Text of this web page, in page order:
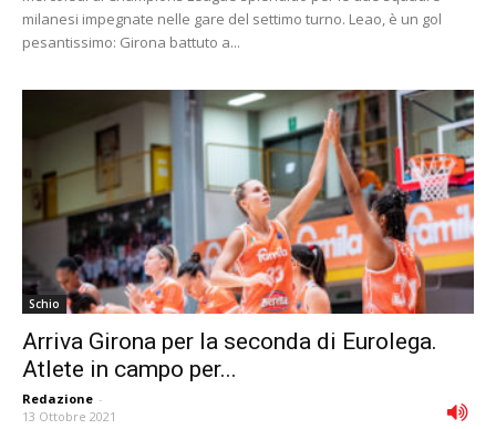
milanesi impegnate nelle gare del settimo turno. Leao, è un gol
pesantissimo: Girona battuto a...
Schio
Arriva Girona per la seconda di Eurolega.
Atlete in campo per...
Redazione -
13 Ottobre 2021